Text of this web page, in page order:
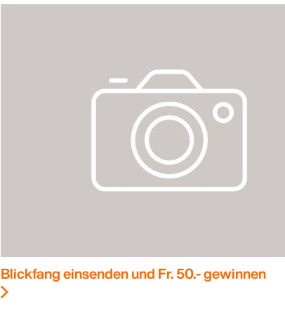
Blickfang einsenden und Fr. 50.- gewinnen